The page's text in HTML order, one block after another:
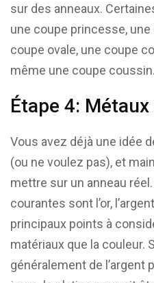
sur des anneaux.
une coupe princesse,
coupe ovale, une coupe
même une coupe coussin.
Étape 4:
Vous avez déjà une idée
(ou ne voulez pas), et
mettre sur un anneau
courantes sont l’or,
principaux points à
matériaux que la couleur.
généralement de l’argent